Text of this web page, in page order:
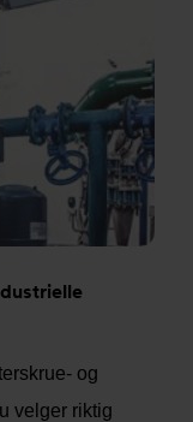
og
velger riktig